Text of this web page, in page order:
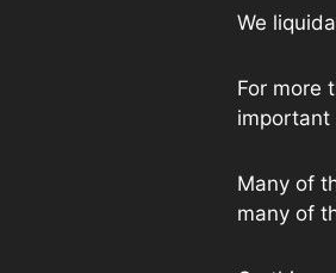
We
For more
important
Many of
many of